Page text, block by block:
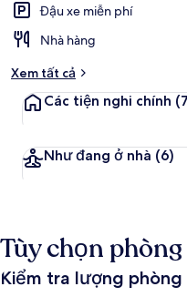
Đậu xe miễn phí
Nhà hàng
Xem tất cả
Các tiện nghi chính
Như đang ở nhà (6)
Tùy chọn phòng
Kiểm tra lượng